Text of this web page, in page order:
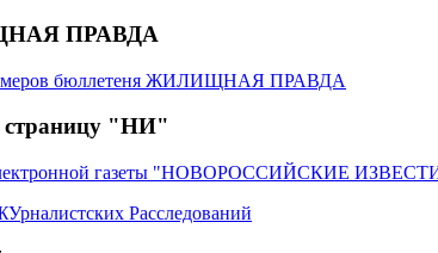
ПРАВДА
бюллетеня ЖИЛИЩНАЯ ПРАВДА
страницу "НИ"
электронной газеты "НОВОРОССИЙСКИЕ
Расследований